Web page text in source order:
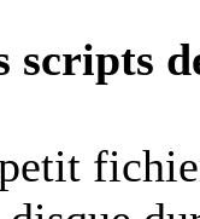
scripts